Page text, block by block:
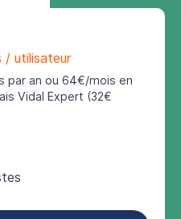
/ utilisateur
par an ou 64€/mois en
Vidal Expert (32€